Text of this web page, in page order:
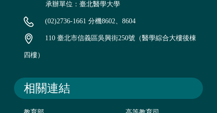
承辦單位：臺北醫學大學
(02)2736-1661 分機8602、8604
110 臺北市信義區吳興街250號（醫學綜合大樓後棟
四樓）
相關連結